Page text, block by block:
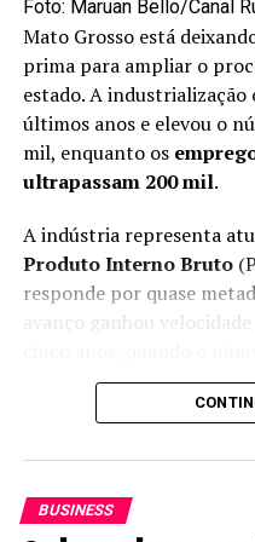
combustível e reduzam
consideradas
Capacidade
ampliar
As organizações
capacidade instalada na
disponibilidade de
estruturada, o que
mistura com segurança e
setor, para fortalecer a
biocombustíveis e
planejamento do setor
Do ponto de vista técnico,
Foto: Maruan Bello/Canal
Mato Grosso está
prima para ampliar o
estado. A industrialização
últimos anos e elevou o
mil, enquanto os
ultrapassam 200 mil.
A indústria representa
Produto Interno Bruto
responde por quase
avanço ganhou
pouco mais de 11 mil
2026. A expansão ocorre
a modificar também a
com municípios buscando
BUSINESS